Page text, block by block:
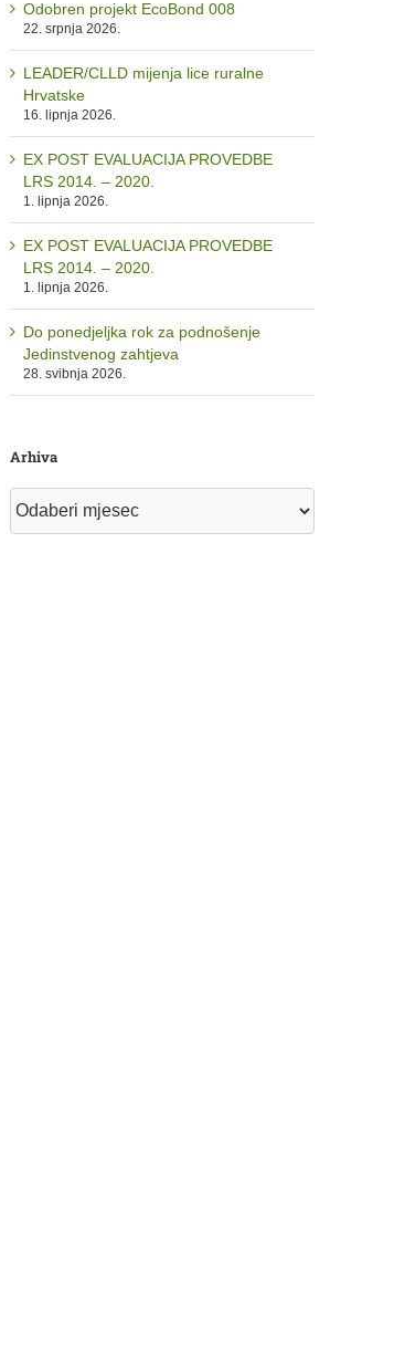
Odobren projekt EcoBond 008
22. srpnja 2026.
LEADER/CLLD mijenja lice ruralne
Hrvatske
16. lipnja 2026.
EX POST EVALUACIJA PROVEDBE
LRS 2014. – 2020.
1. lipnja 2026.
EX POST EVALUACIJA PROVEDBE
LRS 2014. – 2020.
1. lipnja 2026.
Do ponedjeljka rok za podnošenje
Jedinstvenog zahtjeva
28. svibnja 2026.
Arhiva